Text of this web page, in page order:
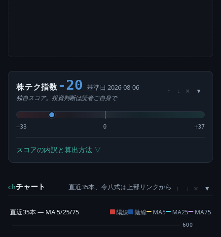
株テク指数 -20 基準日 2026-08-06
独自スコア。投資判断は読者ご自身で
↑ ↓ ×
−33 0 +37
スコアの内訳と算出方法 ▽
chチャート 直近35本、令八式は上部リンクから ↑ ↓ ×
直近35本 — MA 5/25/75 陽線 陰線 MA5 MA25 MA75
600